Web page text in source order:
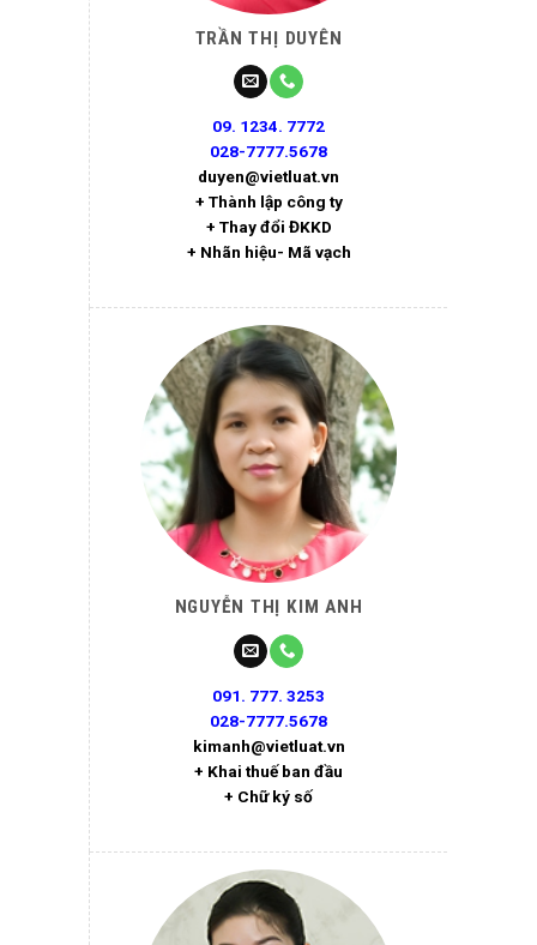
TRẦN THỊ DUYÊN
09. 1234. 7772
028-7777.5678
duyen@vietluat.vn
+ Thành lập công ty
+ Thay đổi ĐKKD
+ Nhãn hiệu- Mã vạch
NGUYỄN THỊ KIM ANH
091. 777. 3253
028-7777.5678
kimanh@vietluat.vn
+ Khai thuế ban đầu
+ Chữ ký số